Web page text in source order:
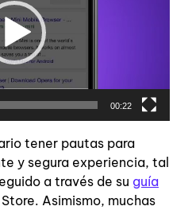
00:22
tener pautas para
y segura experiencia, tal
a través de su guía
Asimismo, muchas